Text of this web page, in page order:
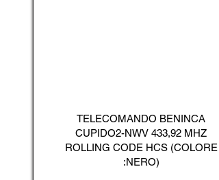
TELECOMANDO BENINCA
CUPIDO2-NWV 433,92 MHZ
ROLLING CODE HCS (COLORE
:NERO)